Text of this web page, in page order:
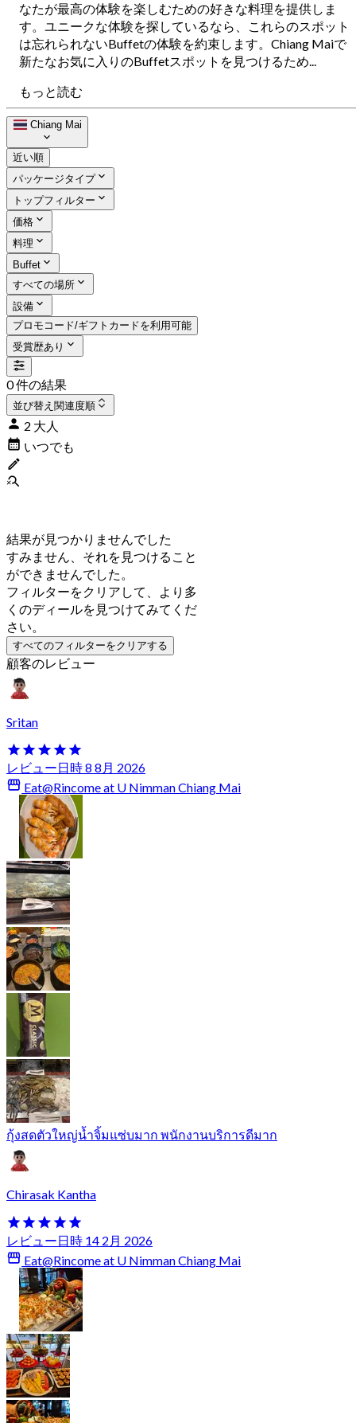
なたが最高の体験を楽しむための好きな料理を提供しま
す。ユニークな体験を探しているなら、これらのスポット
は忘れられないBuffetの体験を約束します。Chiang Maiで
新たなお気に入りのBuffetスポットを見つけるため...
もっと読む
Chiang Mai
近い順
パッケージタイプ
トップフィルター
価格
料理
Buffet
すべての場所
設備
プロモコード/ギフトカードを利用可能
受賞歴あり
0 件の結果
並び替え 関連度順
2 大人
いつでも
結果が見つかりませんでした
すみません、それを見つけること
ができませんでした。
フィルターをクリアして、より多
くのディールを見つけてみてくだ
さい。
すべてのフィルターをクリアする
顧客のレビュー
Sritan
レビュー日時 8 8月 2026
Eat@Rincome at U Nimman Chiang Mai
กุ้งสดตัวใหญ่น้ำจิ้มแซ่บมาก พนักงานบริการดีมาก
Chirasak Kantha
レビュー日時 14 2月 2026
Eat@Rincome at U Nimman Chiang Mai